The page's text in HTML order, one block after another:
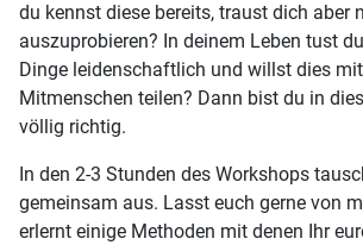
du kennst diese bereits, traust dich aber
auszuprobieren? In deinem Leben tust
Dinge leidenschaftlich und willst dies
Mitmenschen teilen? Dann bist du in
völlig richtig.
In den 2-3 Stunden des Workshops
gemeinsam aus. Lasst euch gerne von
erlernt einige Methoden mit denen Ihr